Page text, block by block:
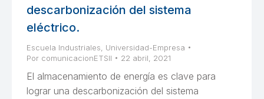
descarbonización del sistema
eléctrico.
Escuela Industriales, Universidad-Empresa
Por comunicacionETSII 22 abril, 2021
El almacenamiento de energía es clave para
lograr una descarbonización del sistema